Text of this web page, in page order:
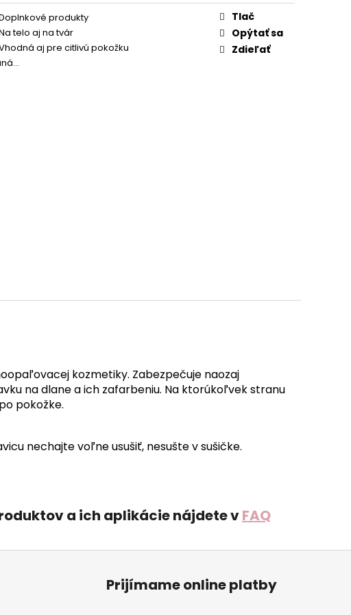
produkty
telo aj na tvár
aj pre citlivú pokožku
Tlač
Opýtať sa
Zdieľať
kozmetiky. Zabezpečuje naozaj
na dlane a ich zafarbeniu. Na ktorúkoľvek stranu
pokožke.
nechajte voľne usušiť, nesušte v sušičke.
a ich aplikácie nájdete vFAQ
Prijímame online platby